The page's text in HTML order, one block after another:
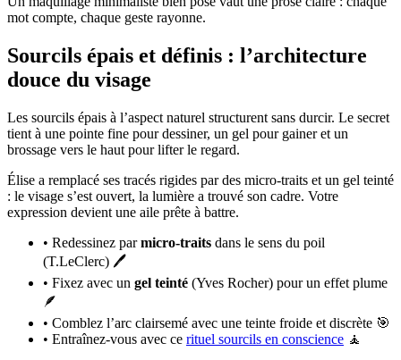
mot compte, chaque geste rayonne.
Sourcils épais et définis : l’architecture
douce du visage
Les sourcils épais à l’aspect naturel structurent sans durcir. Le secret
tient à une pointe fine pour dessiner, un gel pour gainer et un
brossage vers le haut pour lifter le regard.
Élise a remplacé ses tracés rigides par des micro-traits et un gel teinté
: le visage s’est ouvert, la lumière a trouvé son cadre. Votre
expression devient une aile prête à battre.
• Redessinez parmicro-traits dans le sens du poil
(T.LeClerc) 🖊️
• Fixez avec un gel teinté (Yves Rocher) pour un effet plume
🪶
• Comblez l’arc clairsemé avec une teinte froide et discrète 🎯
• Entraînez-vous avec ce rituel sourcils en conscience 🧘